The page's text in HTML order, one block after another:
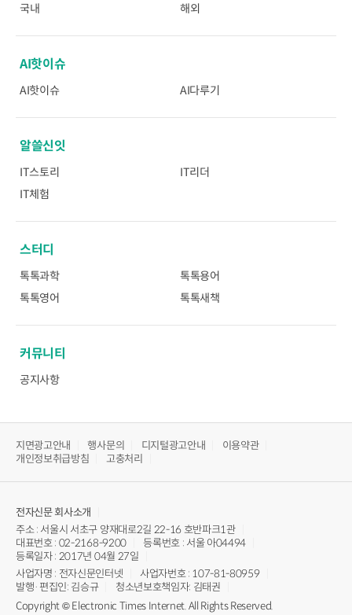
국내 해외
AI핫이슈
AI핫이슈 AI다루기
알쓸신잇
IT스토리
IT리더
IT체험
스터디
톡톡과학
톡톡용어
톡톡영어
톡톡새책
커뮤니티
공지사항
지면광고안내 행사문의 디지털광고안내
이용약관
개인정보취급방침
고충처리
전자신문회사소개
주소 : 서울시 서초구 양재대로2길 22-16 호반파크1관
대표번호 : 02-2168-9200
등록번호 : 서울 아04494
등록일자 : 2017년 04월 27일
사업자명 : 전자신문인터넷
사업자번호 : 107-81-80959
발행·편집인: 김승규
청소년보호책임자: 김태권
Copyright © Electronic Times Internet. All Rights Reserved.